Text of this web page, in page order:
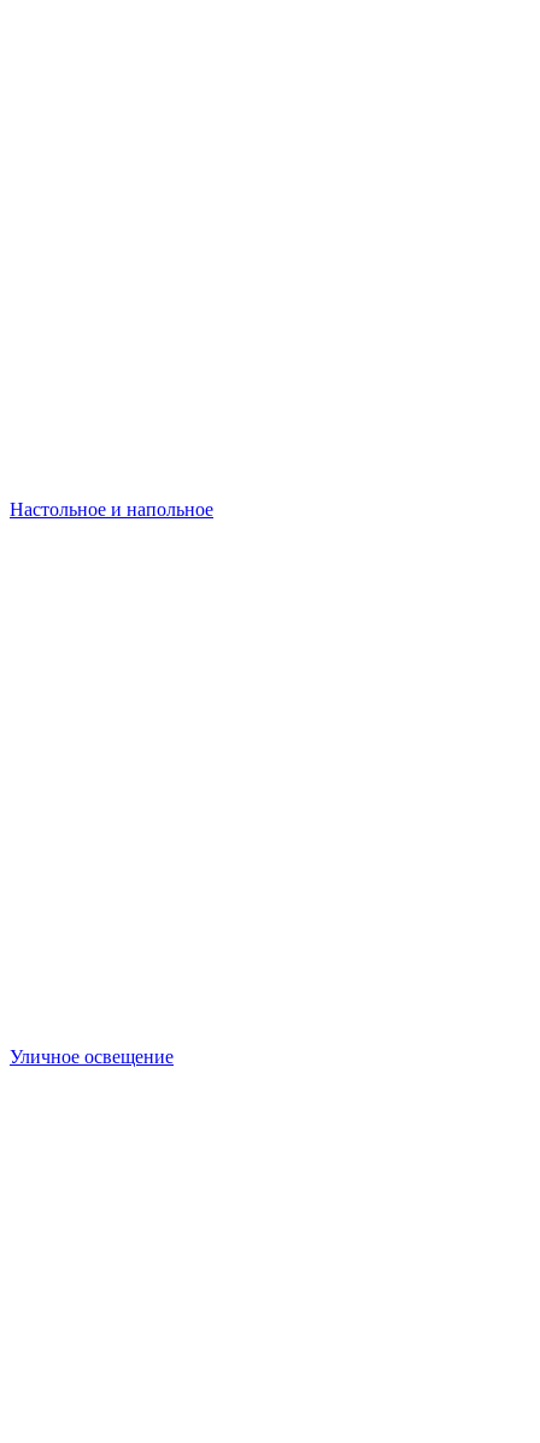
Настольное и напольное
Уличное освещение